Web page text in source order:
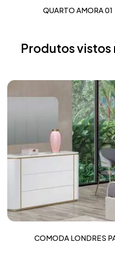
QUARTO AMORA 01
Produtos
COMODA LONDRES